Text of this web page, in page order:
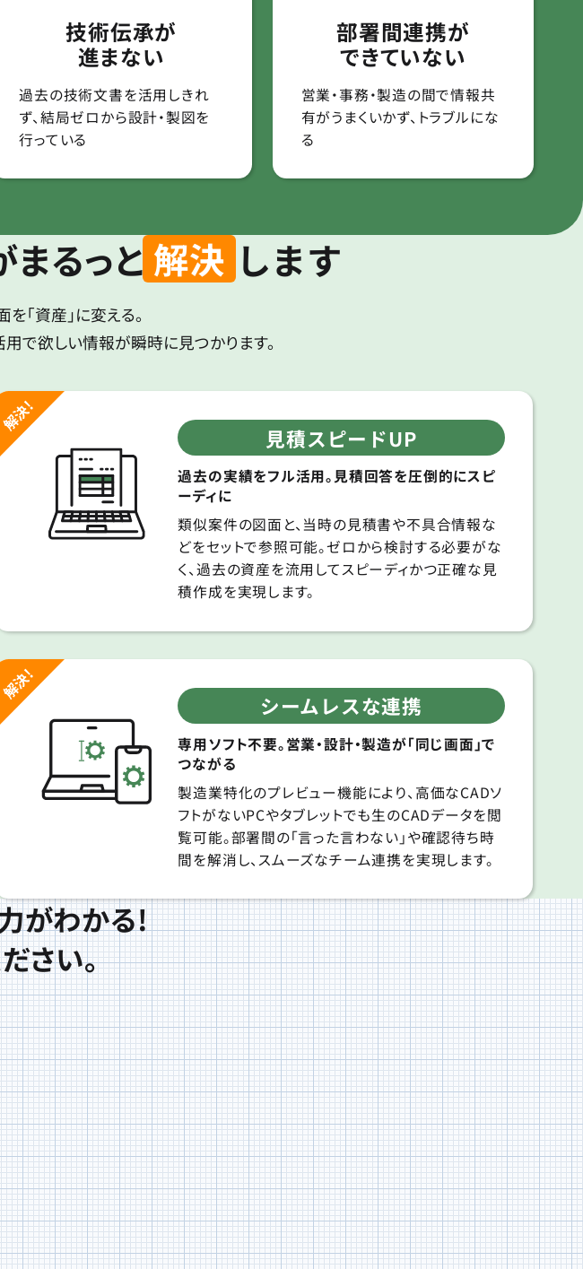
技術伝承が
進まない
過去の技術文書を活用しきれ
ず、結局ゼロから設計・製図を
行っている
部署間連携が
できていない
営業・事務・製造の間で情報共
有がうまくいかず、トラブルにな
る
まるっと 解決 します
「資産」に変える。
で欲しい情報が瞬時に見つかります。
見積スピードUP
過去の実績をフル活用。見積回答を圧倒的にスピ
ーディに
類似案件の図面と、当時の見積書や不具合情報な
どをセットで参照可能。ゼロから検討する必要がな
く、過去の資産を流用してスピーディかつ正確な見
積作成を実現します。
シームレスな連携
専用ソフト不要。営業・設計・製造が「同じ画面」で
つながる
製造業特化のプレビュー機能により、高価なCADソ
フトがないPCやタブレットでも生のCADデータを閲
覧可能。部署間の「言った言わない」や確認待ち時
間を解消し、スムーズなチーム連携を実現します。
がわかる!
さい。